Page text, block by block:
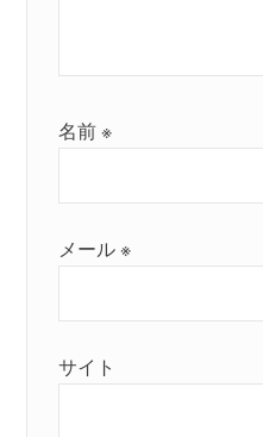
名前※
メール※
サイト